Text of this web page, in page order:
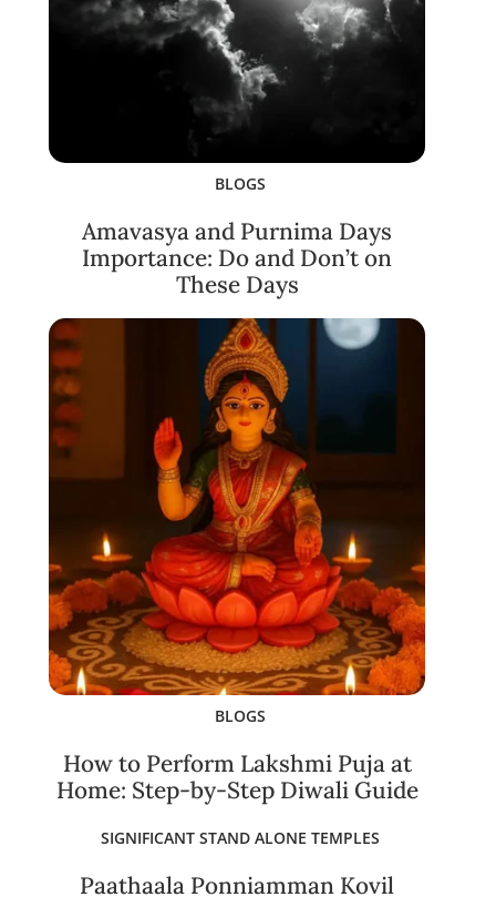
BLOGS
Amavasya and Purnima Days
Importance: Do and Don’t on
These Days
BLOGS
How to Perform Lakshmi Puja at
Home: Step-by-Step Diwali Guide
SIGNIFICANT STAND ALONE TEMPLES
Paathaala Ponniamman Kovil